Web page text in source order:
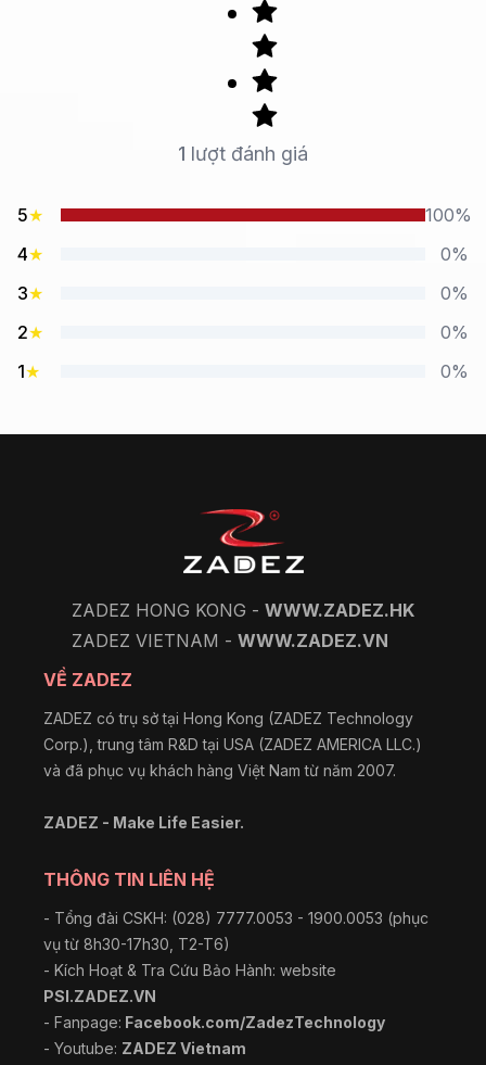
1 lượt đánh giá
5★
100%
4★
0%
3★
0%
2★
0%
1★ 0%
ZADEZ HONG KONG - WWW.ZADEZ.HK
ZADEZ VIETNAM - WWW.ZADEZ.VN
VỀ ZADEZ
ZADEZ có trụ sở tại Hong Kong (ZADEZ Technology
Corp.), trung tâm R&D tại USA (ZADEZ AMERICA LLC.)
và đã phục vụ khách hàng Việt Nam từ năm 2007.
ZADEZ - Make Life Easier.
THÔNG TIN LIÊN HỆ
- Tổng đài CSKH: (028) 7777.0053 - 1900.0053 (phục
vụ từ 8h30-17h30, T2-T6)
- Kích Hoạt & Tra Cứu Bảo Hành: website
PSI.ZADEZ.VN
- Fanpage: Facebook.com/ZadezTechnology
- Youtube: ZADEZ Vietnam